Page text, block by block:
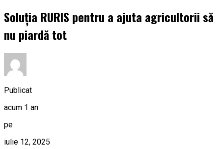
Soluția RURIS pentru a ajuta agricultorii să
nu piardă tot
Publicat
acum 1 an
pe
iulie 12, 2025